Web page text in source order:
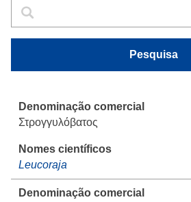
Pesquisa
Στρογγυλόβατος
Leucoraja